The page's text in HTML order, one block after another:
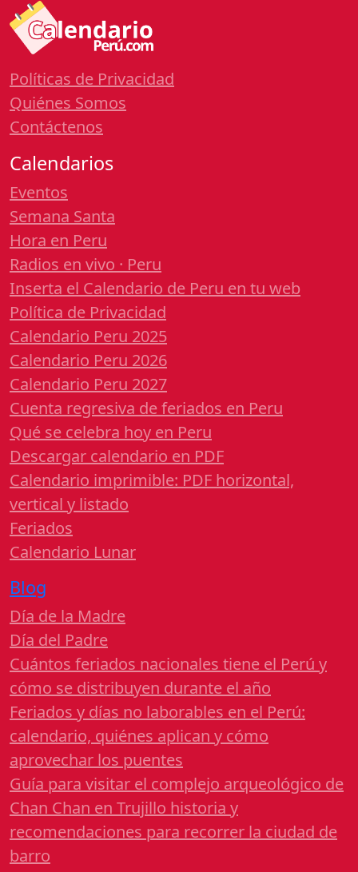
Políticas de Privacidad
Quiénes Somos
Contáctenos
Calendarios
Eventos
Semana Santa
Hora en Peru
Radios en vivo · Peru
Inserta el Calendario de Peru en tu web
Política de Privacidad
Calendario Peru 2025
Calendario Peru 2026
Calendario Peru 2027
Cuenta regresiva de feriados en Peru
Qué se celebra hoy en Peru
Descargar calendario en PDF
Calendario imprimible: PDF horizontal,
vertical y listado
Feriados
Calendario Lunar
Blog
Día de la Madre
Día del Padre
Cuántos feriados nacionales tiene el Perú y
cómo se distribuyen durante el año
Feriados y días no laborables en el Perú:
calendario, quiénes aplican y cómo
aprovechar los puentes
Guía para visitar el complejo arqueológico de
Chan Chan en Trujillo historia y
recomendaciones para recorrer la ciudad de
barro